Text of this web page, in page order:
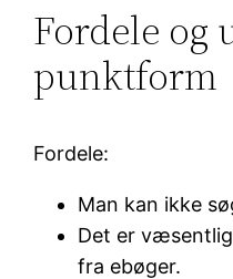
Fordele og
punktform
Fordele:
Man kan ikke
Det er
fra ebøger.